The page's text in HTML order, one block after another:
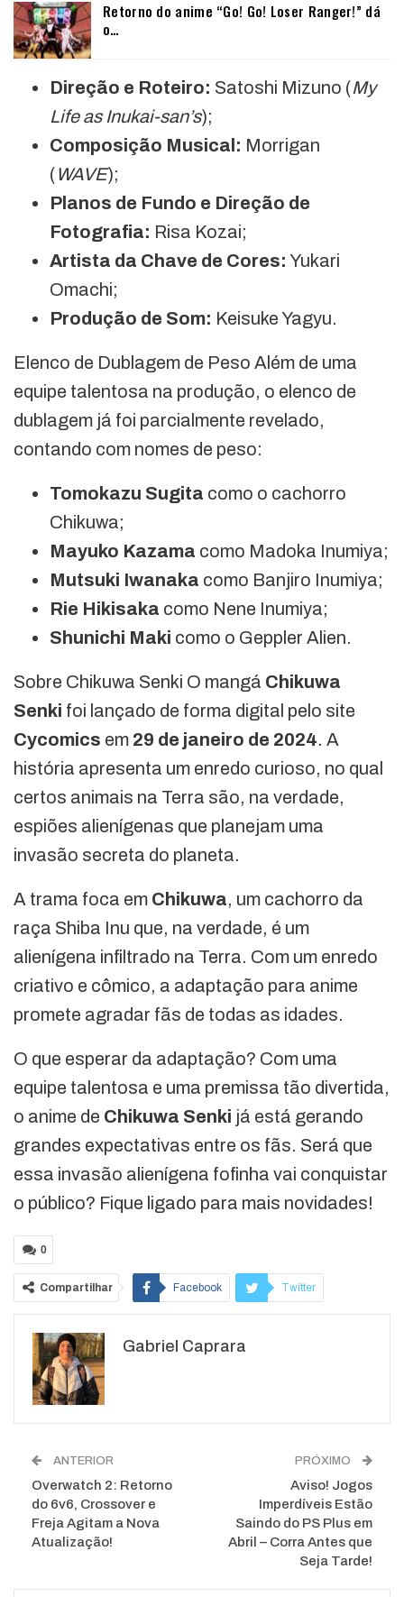
Retorno do anime “Go! Go! Loser Ranger!” dá
o…
Direção e Roteiro: Satoshi Mizuno (My
Life as Inukai-san’s);
Composição Musical: Morrigan
(WAVE);
Planos de Fundo e Direção de
Fotografia: Risa Kozai;
Artista da Chave de Cores: Yukari
Omachi;
Produção de Som: Keisuke Yagyu.
Elenco de Dublagem de Peso Além de uma
equipe talentosa na produção, o elenco de
dublagem já foi parcialmente revelado,
contando com nomes de peso:
Tomokazu Sugita como o cachorro
Chikuwa;
Mayuko Kazama como Madoka Inumiya;
Mutsuki Iwanaka como Banjiro Inumiya;
Rie Hikisaka como Nene Inumiya;
Shunichi Maki como o Geppler Alien.
Sobre Chikuwa Senki O mangá Chikuwa
Senki foi lançado de forma digital pelo site
Cycomics em 29 de janeiro de 2024. A
história apresenta um enredo curioso, no qual
certos animais na Terra são, na verdade,
espiões alienígenas que planejam uma
invasão secreta do planeta.
A trama foca em Chikuwa, um cachorro da
raça Shiba Inu que, na verdade, é um
alienígena infiltrado na Terra. Com um enredo
criativo e cômico, a adaptação para anime
promete agradar fãs de todas as idades.
O que esperar da adaptação? Com uma
equipe talentosa e uma premissa tão divertida,
o anime de Chikuwa Senki já está gerando
grandes expectativas entre os fãs. Será que
essa invasão alienígena fofinha vai conquistar
o público? Fique ligado para mais novidades!
0
Compartilhar Facebook Twitter
WhatsApp
Gabriel Caprara
ANTERIOR
Overwatch 2: Retorno
do 6v6, Crossover e
Freja Agitam a Nova
Atualização!
PRÓXIMO
Aviso! Jogos
Imperdíveis Estão
Saindo do PS Plus em
Abril – Corra Antes que
Seja Tarde!